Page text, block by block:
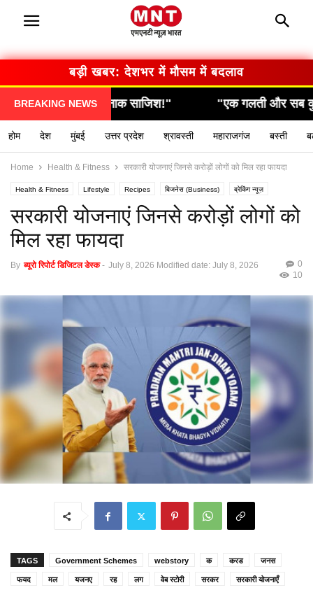
बड़ी खबर: देशभर में मौसम में बदलाव
BREAKING NEWS
खौफनाक साजिश!" "एक गलती और सब कुछ खत्म…
होम देश मुंबई उत्तर प्रदेश श्रावस्ती महाराजगंज बस्ती
Home Health & Fitness सरकारी योजनाएं जिनसे करोड़ों लोगों को मिल रहा फायदा
Health & Fitness Lifestyle Recipes बिजनेस (Business) ब्रेकिंग न्यूज़
मनोरंजन (Entertainment) राशिफल / ज्योतिष स्वास्थ्य (Health)
सरकारी योजनाएं जिनसे करोड़ों लोगों को
मिल रहा फायदा
By ब्यूरो रिपोर्ट डिजिटल डेस्क - July 8, 2026 Modified date: July 8, 2026
0
10
TAGS Government Schemes webstory क करड जनस
फयद मल यजनए रह लग वेब स्टोरी सरकर सरकारी योजनाएँ